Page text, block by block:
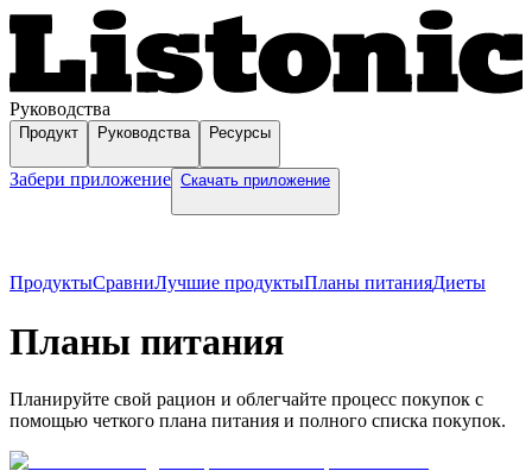
Руководства
Продукт Руководства Ресурсы
Забери приложение Скачать приложение
ПродуктыСравниЛучшие продуктыПланы питанияДиеты
Планы питания
Планируйте свой рацион и облегчайте процесс покупок с
помощью четкого плана питания и полного списка покупок.